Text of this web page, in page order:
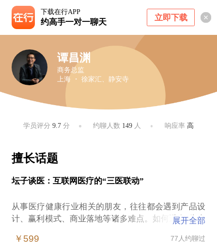
下载在行APP
约高手一对一聊天 立即下载
谭昌渊
商务总监
上海 ・ 徐家汇、静安寺
学员评分9.7 分 约聊人数 149 人 响应率 高
擅长话题
坛子谈医：互联网医疗的“三医联动”
从事医疗健康行业相关的朋友，往往都会遇到产品设
计、赢利模式、商业落地等诸多难点。如何避免“头痛
雾，分析利益格局，突破政策限制，找到可规模复制
展开全部
￥599 77人约聊过